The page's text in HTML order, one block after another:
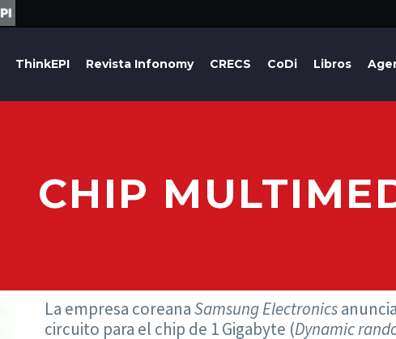
ThinkEPI Revista Infonomy CRECS CoDi Libros
CHIP
La empresa coreanaSamsung Electronics
circuito para el chip de 1 Gigabyte (Dynamic